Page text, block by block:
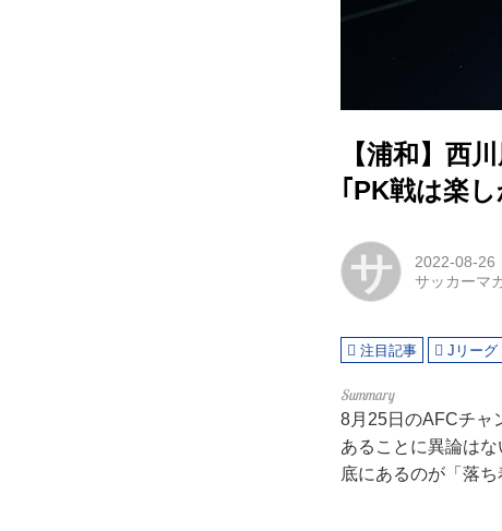
【浦和】西
｢PK戦は楽
サ
2022-08-26
サッカーマ
注目記事 Jリーグ
8月25日のAFCチャ
あることに異論は
底にあるのが「落